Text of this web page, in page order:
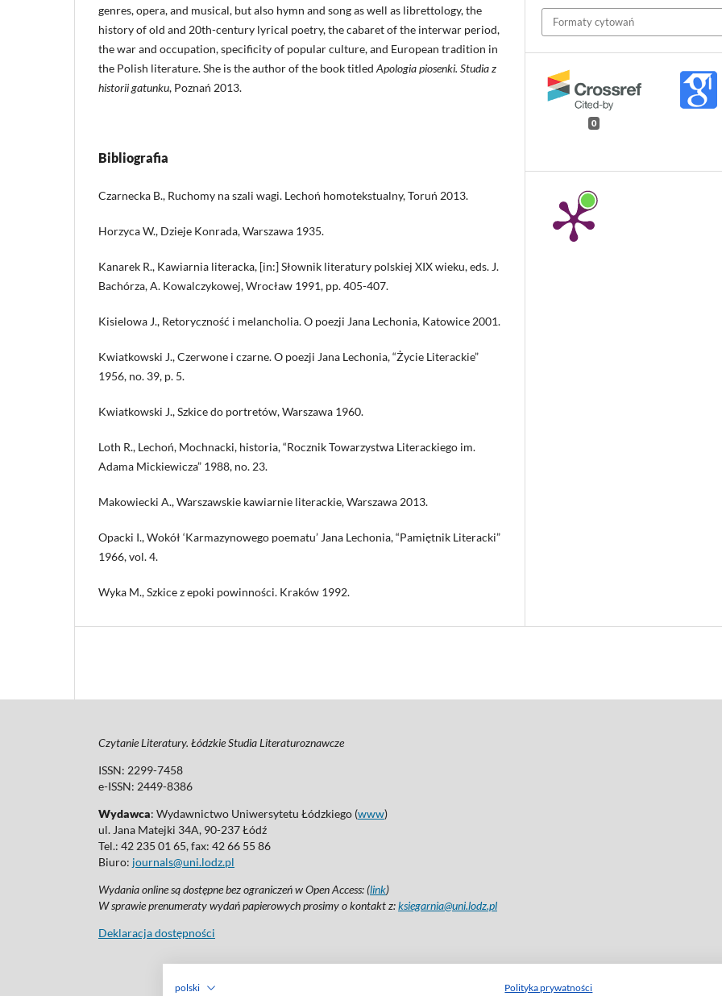
polski Polityka prywatności
genres, opera, and musical, but also hymn and song as well as librettology, the
history of old and 20th-century lyrical poetry, the cabaret of the interwar period,
the war and occupation, specificity of popular culture, and European tradition in
the Polish literature. She is the author of the book titled Apologia piosenki. Studia z
historii gatunku, Poznań 2013.
Bibliografia
Czarnecka B., Ruchomy na szali wagi. Lechoń homotekstualny, Toruń 2013.
Horzyca W., Dzieje Konrada, Warszawa 1935.
Kanarek R., Kawiarnia literacka, [in:] Słownik literatury polskiej XIX wieku, eds. J.
Bachórza, A. Kowalczykowej, Wrocław 1991, pp. 405-407.
Kisielowa J., Retoryczność i melancholia. O poezji Jana Lechonia, Katowice 2001.
Kwiatkowski J., Czerwone i czarne. O poezji Jana Lechonia, “Życie Literackie”
1956, no. 39, p. 5.
Kwiatkowski J., Szkice do portretów, Warszawa 1960.
Loth R., Lechoń, Mochnacki, historia, “Rocznik Towarzystwa Literackiego im.
Adama Mickiewicza” 1988, no. 23.
Makowiecki A., Warszawskie kawiarnie literackie, Warszawa 2013.
Opacki I., Wokół ‘Karmazynowego poematu’ Jana Lechonia, “Pamiętnik Literacki”
1966, vol. 4.
Wyka M., Szkice z epoki powinności. Kraków 1992.
Formaty cytowań
0
Czytanie Literatury. Łódzkie Studia Literaturoznawcze
ISSN: 2299-7458
e-ISSN: 2449-8386
Wydawca: Wydawnictwo Uniwersytetu Łódzkiego (www)
ul. Jana Matejki 34A, 90-237 Łódź
Tel.: 42 235 01 65, fax: 42 66 55 86
Biuro: journals@uni.lodz.pl
Wydania online są dostępne bez ograniczeń w Open Access: (link)
W sprawie prenumeraty wydań papierowych prosimy o kontakt z:ksiegarnia@uni.lodz.pl
Deklaracja dostępności